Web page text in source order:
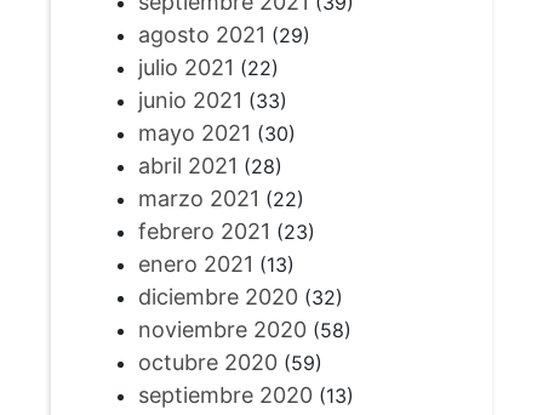
agosto 2021 (29)
julio 2021 (22)
junio 2021 (33)
mayo 2021 (30)
abril 2021 (28)
marzo 2021 (22)
febrero 2021 (23)
enero 2021 (13)
diciembre 2020(32)
noviembre 2020(58)
octubre 2020(59)
septiembre 2020(13)